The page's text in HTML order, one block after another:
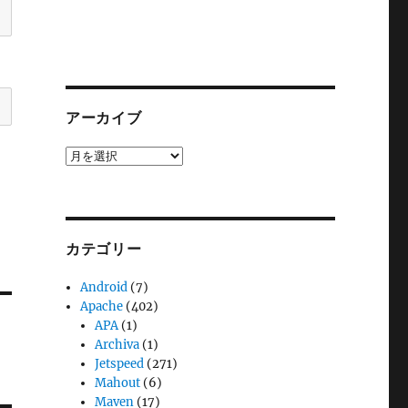
アーカイブ
ア
カテゴリー
Android (7)
Apache (402)
APA(1)
Archiva (1)
Jetspeed (271)
Mahout (6)
Maven (17)